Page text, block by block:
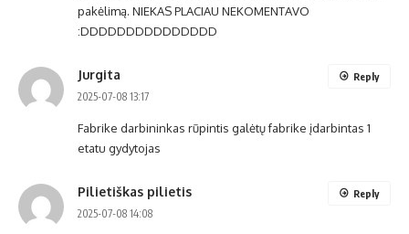
pakėlimą. NIEKAS PLACIAU NEKOMENTAVO
:DDDDDDDDDDDDDDD
Jurgita
2025-07-08 13:17
Fabrike darbininkas rūpintis galėtų fabrike įdarbintas 1
etatu gydytojas
Reply
Pilietiškas pilietis
2025-07-08 14:08
Reply